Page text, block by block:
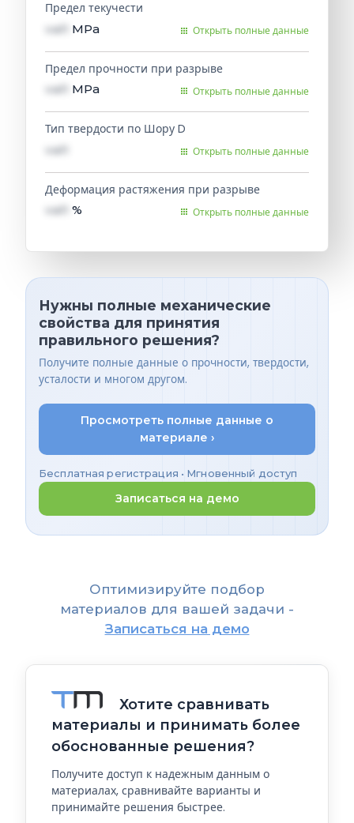
Предел текучести
val1 MPa Открыть полные данные
Предел прочности при разрыве
val1 MPa Открыть полные данные
Тип твердости по Шору D
val1 Открыть полные данные
Деформация растяжения при разрыве
val1 % Открыть полные данные
Нужны полные механические
свойства для принятия
правильного решения?
Получите полные данные о прочности, твердости,
усталости и многом другом.
Просмотреть полные данные о
материале ›
Бесплатная регистрация • Мгновенный доступ
Записаться на демо
Оптимизируйте подбор
материалов для вашей задачи -
Записаться на демо
Хотите сравнивать
материалы и принимать более
обоснованные решения?
Получите доступ к надежным данным о
материалах, сравнивайте варианты и
принимайте решения быстрее.